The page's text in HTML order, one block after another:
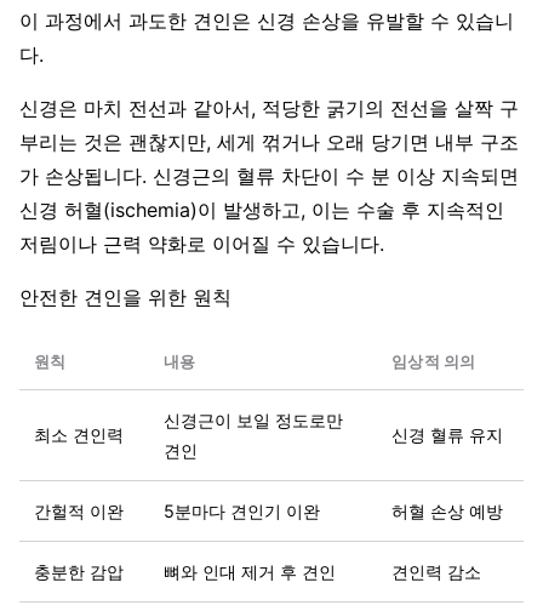
이 과정에서 과도한 견인은 신경 손상을 유발할 수 있습니
다.
신경은 마치 전선과 같아서, 적당한 굵기의 전선을 살짝 구
부리는 것은 괜찮지만, 세게 꺾거나 오래 당기면 내부 구조
가 손상됩니다. 신경근의 혈류 차단이 수 분 이상 지속되면
신경 허혈(ischemia)이 발생하고, 이는 수술 후 지속적인
저림이나 근력 약화로 이어질 수 있습니다.
안전한 견인을 위한 원칙
원칙 내용 임상적 의의
최소 견인력
신경근이 보일 정도로만
견인
신경 혈류 유지
간헐적 이완 5분마다 견인기 이완 허혈 손상 예방
충분한 감압 뼈와 인대 제거 후 견인 견인력 감소